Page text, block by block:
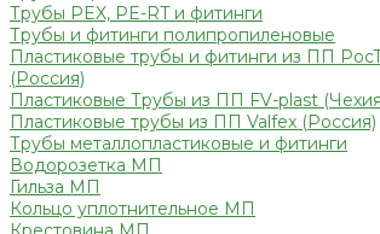
Трубы PEX, PE-RT и фитинги
Трубы и фитинги полипропиленовые
Пластиковые трубы и фитинги из ПП
(Россия)
Пластиковые Трубы из ПП FV-plast
Пластиковые трубы из ПП Valfex (Россия)
Трубы металлопластиковые и фитинги
Водорозетка МП
Гильза МП
Кольцо уплотнительное МП